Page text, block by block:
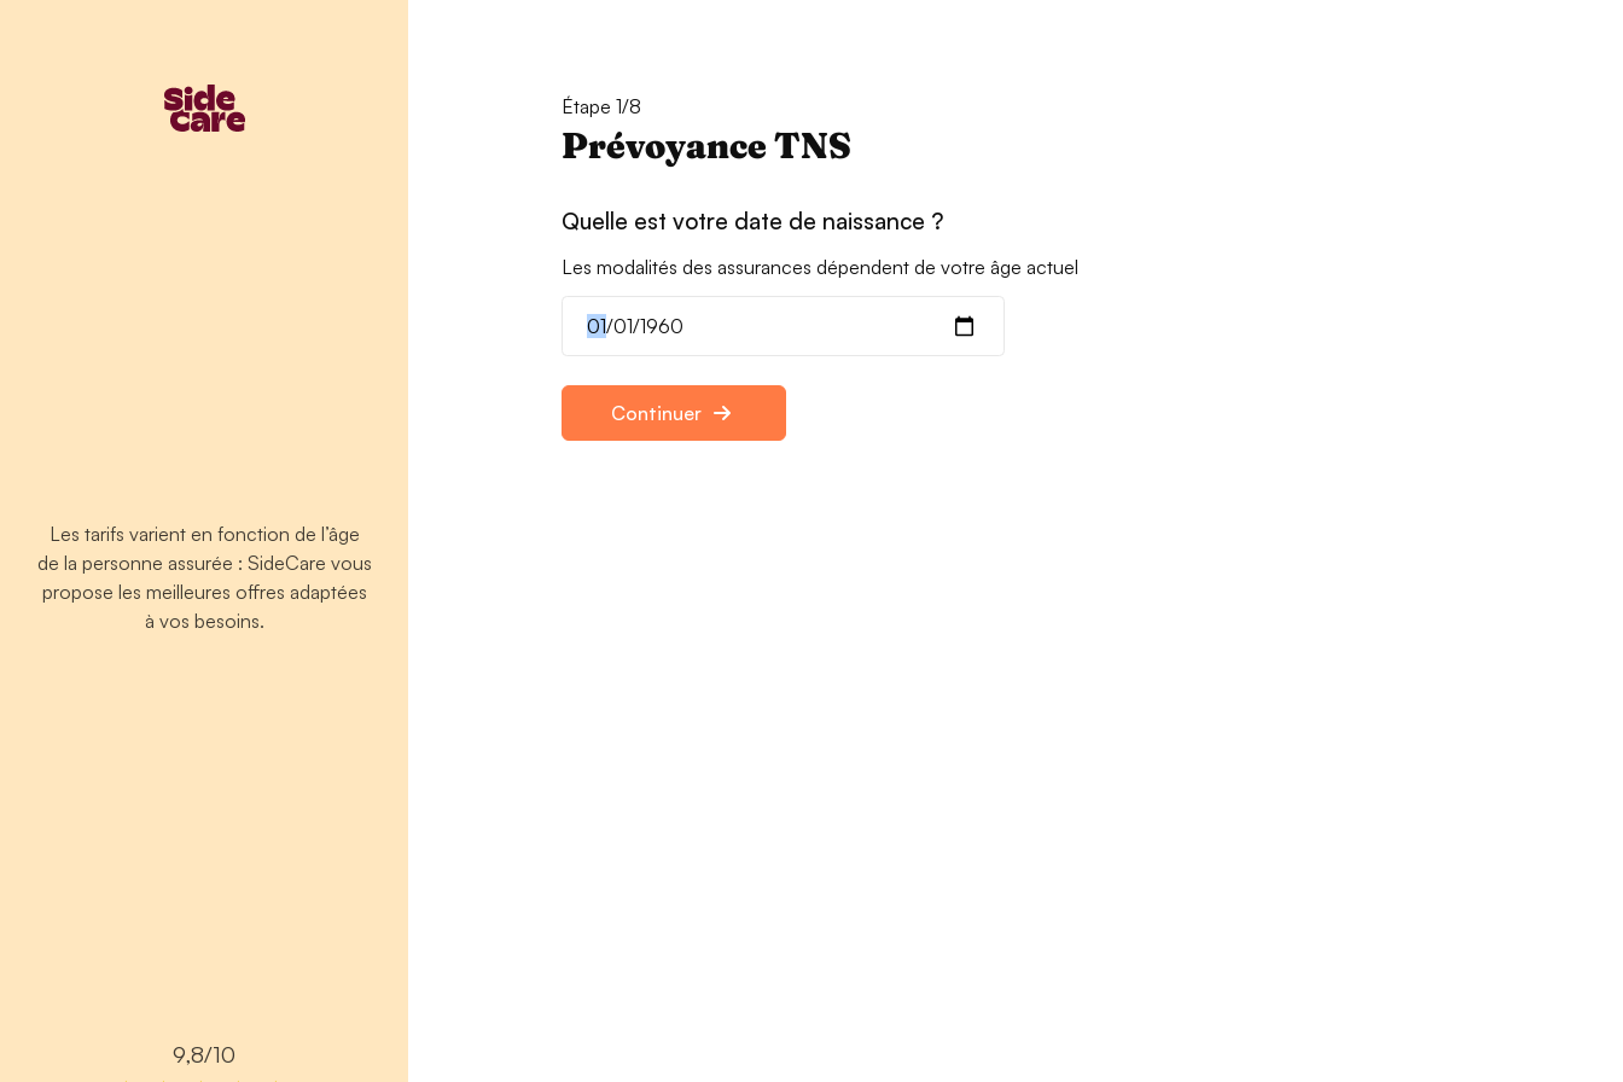
Les tarifs varient en fonction de l’âge
de la personne assurée : SideCare vous
propose les meilleures offres adaptées
à vos besoins.
9,8/10
Étape 1/8
Prévoyance TNS
Quelle est votre date de naissance ?
Les modalités des assurances dépendent de votre âge actuel
Continuer